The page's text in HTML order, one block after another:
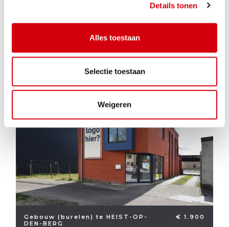
Details tonen
Alles toestaan
Selectie toestaan
Weigeren
Parking/Garagebox te BERLAAR
Gebouw (burelen) te HEIST-OP-
DEN-BERG
€ 1.900